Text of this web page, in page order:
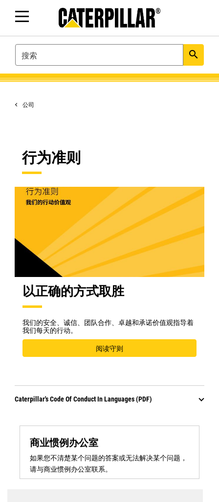
SEARCH search
公司
行为准则
以正确的方式取胜
我们的安全、诚信、团队合作、卓越和承诺价值观指导着
我们每天的行动。
阅读守则
Caterpillar's Code Of Conduct In Languages (PDF)
商业惯例办公室
如果您不清楚某个问题的答案或无法解决某个问题，
请与商业惯例办公室联系。